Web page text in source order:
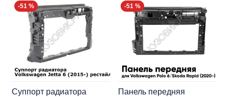
-51 %
Суппорт радиатора
-51 %
Панель передняя